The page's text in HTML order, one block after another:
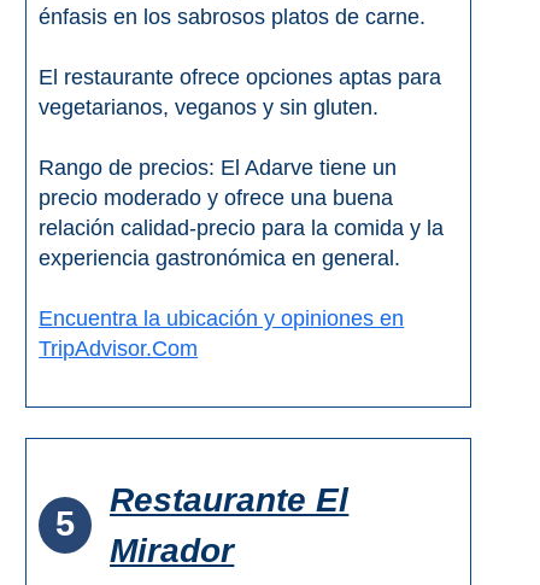
énfasis en los sabrosos platos de carne.
El restaurante ofrece opciones aptas para
vegetarianos, veganos y sin gluten.
Rango de precios: El Adarve tiene un
precio moderado y ofrece una buena
relación calidad-precio para la comida y la
experiencia gastronómica en general.
Encuentra la ubicación y opiniones en
TripAdvisor.Com
5
Restaurante El
Mirador